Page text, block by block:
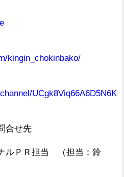
kingin_chokinbako/
UCgk8Viq66A6D5N6K
合せ先
ルＰＲ担当 （担当：鈴